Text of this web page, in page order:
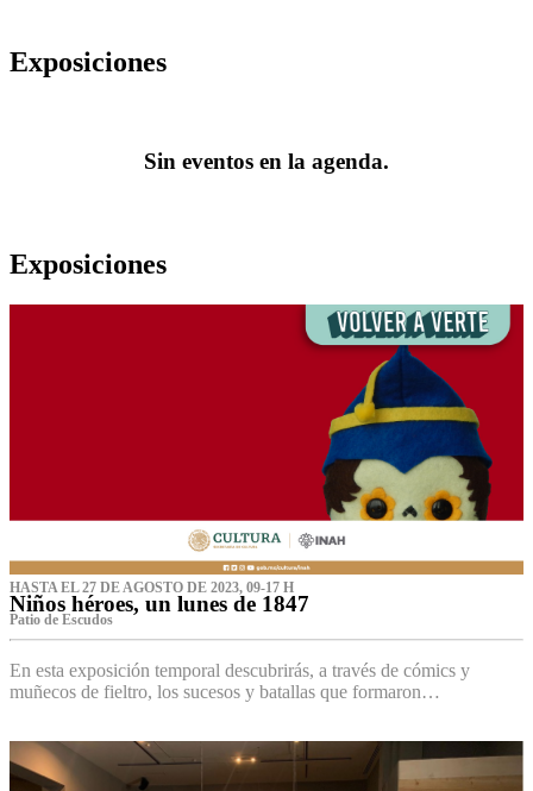
Exposiciones
Sin eventos en la agenda.
Exposiciones
HASTA EL 27 DE AGOSTO DE 2023, 09-17 H
Niños héroes, un lunes de 1847
Patio de Escudos
En esta exposición temporal descubrirás, a través de cómics y
muñecos de fieltro, los sucesos y batallas que formaron…